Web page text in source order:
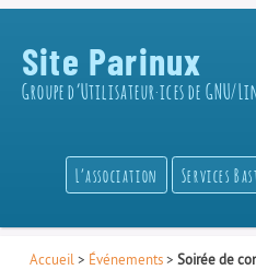
Site Parinux
Groupe d’Utilisateur·ices de GNU/
L’association Services
Accueil > Événements> Soirée de